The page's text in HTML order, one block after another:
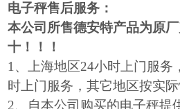
电子秤售后服务：
本公司所售德安特产品为原
十！！！
1 、上海地区24小时上门服务
时上门服务，其它地区按实际
2、自本公司购买的电子秤提